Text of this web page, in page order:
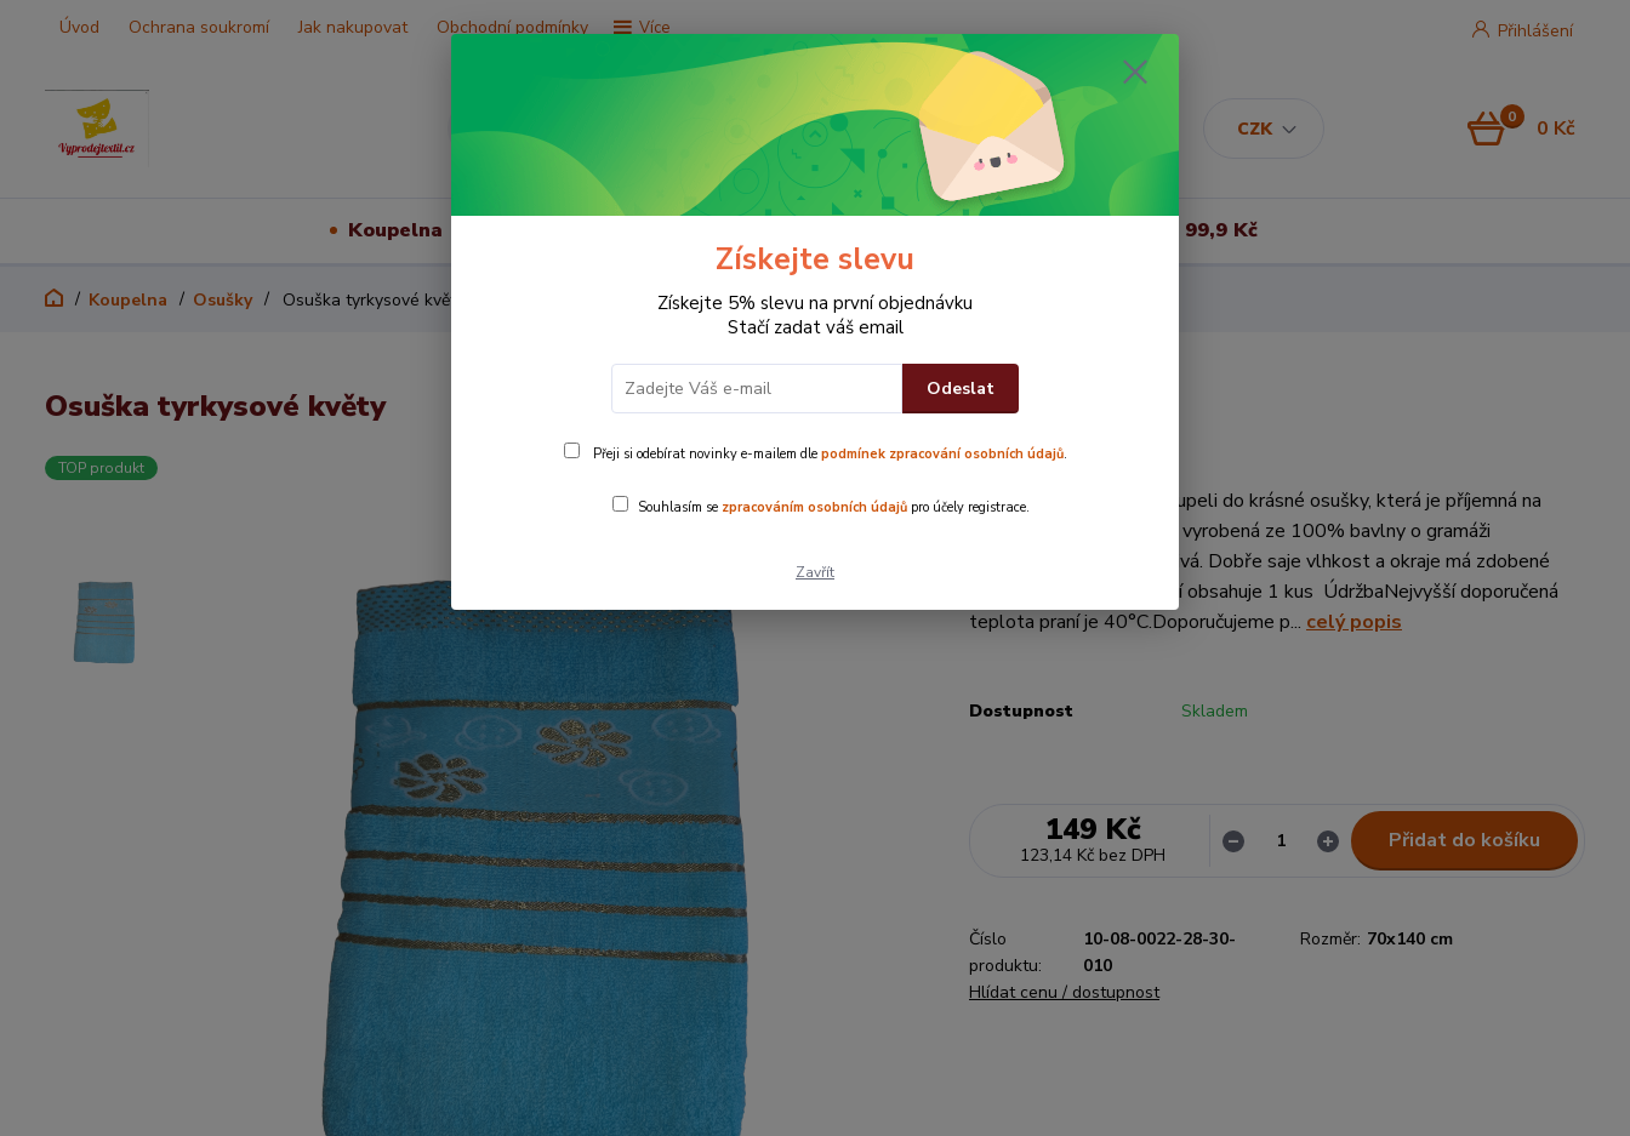
Úvod Ochrana soukromí Jak nakupovat Obchodní podmínky Více
CZK
Přihlášení
0 0 Kč
Koupelna Vše za 99,9 Kč
Koupelna Osušky Osuška tyrkysové květy
Osuška tyrkysové květy
TOP produkt
OsuškaZahalte se po koupeli do krásné osušky, která je příjemná na
dotek.MateriálOsuška je vyrobená ze 100% bavlny o gramáži
400g/m2.Je jemná a hřejivá. Dobře saje vlhkost a okraje má zdobené
okrasnou bordurou.Balení obsahuje 1 kus ÚdržbaNejvyšší doporučená
teplota praní je 40°C.Doporučujeme p... celý popis
Dostupnost Skladem
149 Kč
123,14 Kč bez DPH
Přidat do košíku
Číslo
produktu:
10-08-0022-28-30-
010
Rozměr: 70x140 cm
Hlídat cenu / dostupnost
Získejte slevu
Získejte 5% slevu na první objednávku
Stačí zadat váš email
Odeslat
Přeji si odebírat novinky e-mailem dle podmínek zpracování osobních údajů.
Souhlasím se zpracováním osobních údajů pro účely registrace.
Zavřít